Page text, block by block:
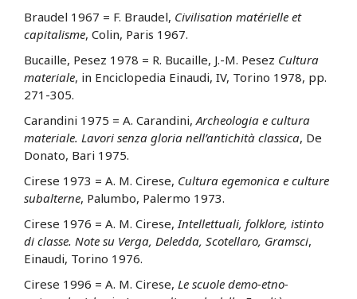
Braudel 1967 = F. Braudel, Civilisation matérielle et
capitalisme, Colin, Paris 1967.
Bucaille, Pesez 1978 = R. Bucaille, J.-M. Pesez Cultura
materiale, in Enciclopedia Einaudi, IV, Torino 1978, pp.
271-305.
Carandini 1975 = A. Carandini, Archeologia e cultura
materiale. Lavori senza gloria nell’antichità classica, De
Donato, Bari 1975.
Cirese 1973 = A. M. Cirese, Cultura egemonica e culture
subalterne, Palumbo, Palermo 1973.
Cirese 1976 = A. M. Cirese, Intellettuali, folklore, istinto
di classe. Note su Verga, Deledda, Scotellaro, Gramsci,
Einaudi, Torino 1976.
Cirese 1996 = A. M. Cirese, Le scuole demo-etno-